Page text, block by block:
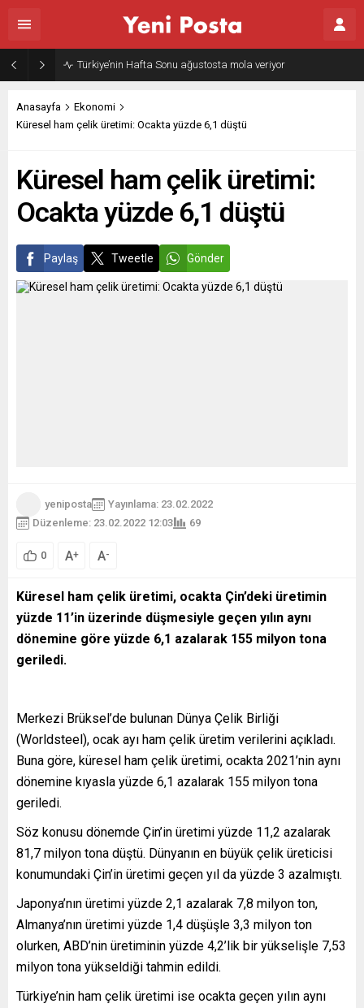
Türkiye’nin Hafta Sonu ağustosta mola veriyor
Anasayfa
Ekonomi
Küresel ham çelik üretimi: Ocakta yüzde 6,1 düştü
Küresel ham çelik üretimi:
Ocakta yüzde 6,1 düştü
Paylaş Tweetle Gönder
yeniposta
Yayınlama: 23.02.2022
Düzenleme: 23.02.2022 12:03
69
0 A+ A-
Küresel ham çelik üretimi, ocakta Çin’deki üretimin
yüzde 11’in üzerinde düşmesiyle geçen yılın aynı
dönemine göre yüzde 6,1 azalarak 155 milyon tona
geriledi.
Merkezi Brüksel’de bulunan Dünya Çelik Birliği
(Worldsteel), ocak ayı ham çelik üretim verilerini açıkladı.
Buna göre, küresel ham çelik üretimi, ocakta 2021’nin aynı
dönemine kıyasla yüzde 6,1 azalarak 155 milyon tona
geriledi.
Söz konusu dönemde Çin’in üretimi yüzde 11,2 azalarak
81,7 milyon tona düştü. Dünyanın en büyük çelik üreticisi
konumundaki Çin’in üretimi geçen yıl da yüzde 3 azalmıştı.
Japonya’nın üretimi yüzde 2,1 azalarak 7,8 milyon ton,
Almanya’nın üretimi yüzde 1,4 düşüşle 3,3 milyon ton
olurken, ABD’nin üretiminin yüzde 4,2’lik bir yükselişle 7,53
milyon tona yükseldiği tahmin edildi.
Türkiye’nin ham çelik üretimi ise ocakta geçen yılın aynı